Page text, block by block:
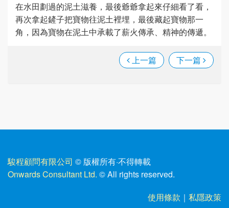
在水田劃過的泥土滋養，最後爺爺拿起來仔細看了看，
再次拿起鏟子把寶物往泥土裡埋，最後藏起寶物那一
角，因為寶物在泥土中承載了薪火傳承、精神的傳遞。
上一篇 下一篇
駿程顧問有限公司 © 版權所有·不得轉載
Onwards Consultant Ltd. © All rights reserved.
使用條款 ｜ 私隱政策